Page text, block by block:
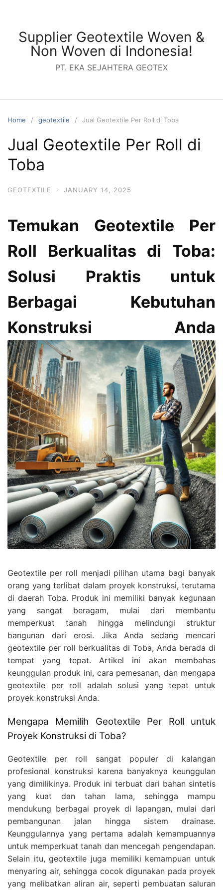
contentSupplier Geotextile Woven &
Non Woven di Indonesia!
PT. EKA SEJAHTERA GEOTEX
Home geotextile Jual Geotextile Per Roll di Toba
Jual Geotextile Per Roll di
Toba
GEOTEXTILE · JANUARY 14, 2025
Temukan Geotextile Per
Roll Berkualitas di Toba:
Solusi Praktis untuk
Berbagai Kebutuhan
Konstruksi Anda
Geotextile per roll menjadi pilihan utama bagi banyak
orang yang terlibat dalam proyek konstruksi, terutama
di daerah Toba. Produk ini memiliki banyak kegunaan
yang sangat beragam, mulai dari membantu
memperkuat tanah hingga melindungi struktur
bangunan dari erosi. Jika Anda sedang mencari
geotextile per roll berkualitas di Toba, Anda berada di
tempat yang tepat. Artikel ini akan membahas
keunggulan produk ini, cara pemesanan, dan mengapa
geotextile per roll adalah solusi yang tepat untuk
proyek konstruksi Anda.
Mengapa Memilih Geotextile Per Roll untuk
Proyek Konstruksi di Toba?
Geotextile per roll sangat populer di kalangan
profesional konstruksi karena banyaknya keunggulan
yang dimilikinya. Produk ini terbuat dari bahan sintetis
yang kuat dan tahan lama, sehingga mampu
mendukung berbagai proyek di lapangan, mulai dari
pembangunan jalan hingga sistem drainase.
Keunggulannya yang pertama adalah kemampuannya
untuk memperkuat tanah dan mencegah pengendapan.
Selain itu, geotextile juga memiliki kemampuan untuk
menyaring air, sehingga cocok digunakan pada proyek
yang melibatkan aliran air, seperti pembuatan saluran